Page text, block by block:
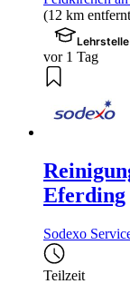
(12 km
Lehrstelle
vor 1 Tag
Eferding
Sodexo
Teilzeit